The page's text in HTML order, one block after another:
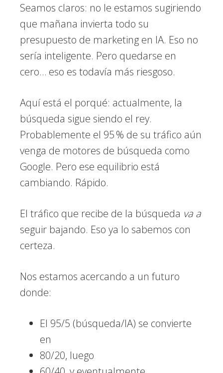
Seamos claros: no le estamos sugiriendo
que mañana invierta todo su
presupuesto de marketing en IA. Eso no
sería inteligente. Pero quedarse en
cero… eso es todavía más riesgoso.
Aquí está el porqué: actualmente, la
búsqueda sigue siendo el rey.
Probablemente el 95 % de su tráfico aún
venga de motores de búsqueda como
Google. Pero ese equilibrio está
cambiando. Rápido.
El tráfico que recibe de la búsqueda va a
seguir bajando. Eso ya lo sabemos con
certeza.
Nos estamos acercando a un futuro
donde:
El 95/5 (búsqueda/IA) se convierte
en
80/20, luego